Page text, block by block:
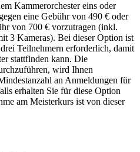
Kammerorchester eins oder
eine Gebühr von 490 € oder
von 700 € vorzutragen (inkl.
3 Kameras). Bei dieser Option ist
Teilnehmern erforderlich, damit
stattfinden kann. Die
wird Ihnen
an Anmeldungen für
erhalten Sie für diese Option
am Meisterkurs ist von dieser